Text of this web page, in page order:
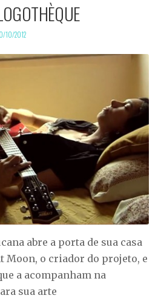
10/2012
abre a porta de sua casa
Moon, o criador do projeto, e
a acompanham na
sua arte